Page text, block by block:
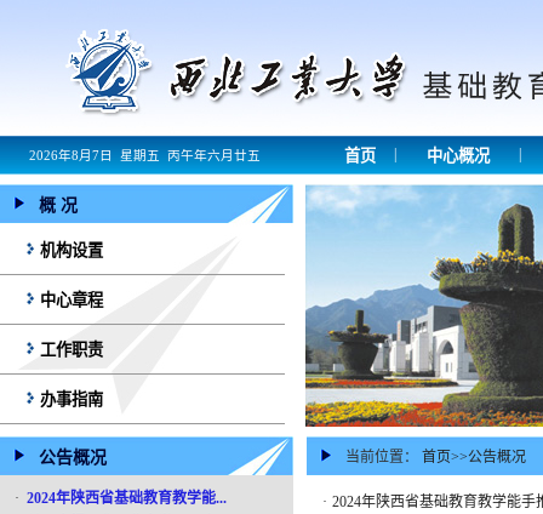
2026年8月7日 星期五 丙午年六月廿五 首页 中心概况
概 况
机构设置
中心章程
工作职责
办事指南
公告概况
· 2024年陕西省基础教育教学能...
当前位置： 首页>>公告概况
· 2024年陕西省基础教育教学能手